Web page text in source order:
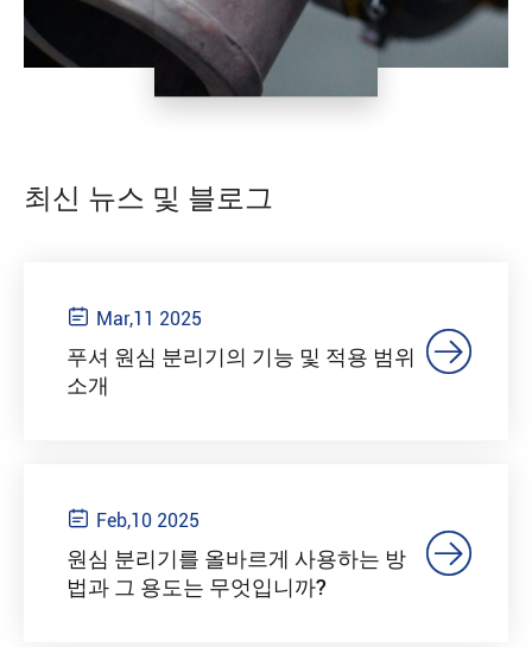
최신 뉴스 및 블로그
 Mar,11 2025
푸셔 원심 분리기의 기능 및 적용 범위
소개

 Feb,10 2025
원심 분리기를 올바르게 사용하는 방
법과 그 용도는 무엇입니까?
